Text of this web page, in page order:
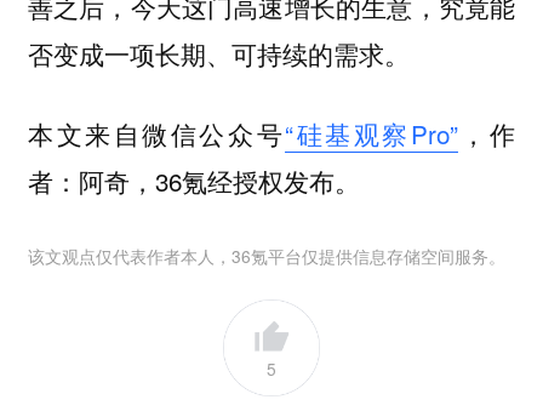
否变成一项长期、可持续的需求。
本文来自微信公众号“硅基观察Pro”，作
者：阿奇，36氪经授权发布。
该文观点仅代表作者本人，36氪平台仅提供信息存储空间服务。
5